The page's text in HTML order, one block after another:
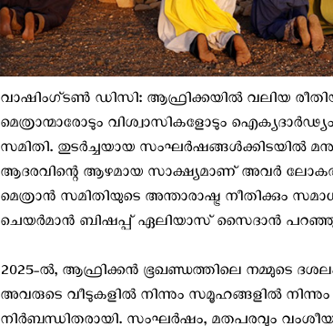
വാഷിംഗ്ടൺ ഡി‌സി: ആഫ്രിക്കയില്‍ വലിയ
മെത്രാന്മാരോടും വിശ്വാസികളോടും
സമിതി. തുടർച്ചയായ സംഘർഷങ്ങൾക്കിടയിൽ
ആദരവിന്റെ ആഴമായ സാക്ഷ്യമാണ് അവർ
മെത്രാന്‍ സമിതിയുടെ അന്താരാഷ്ട്ര നീതിക്കും
ചെയർമാൻ ബിഷപ്പ് ഏലിയാസ് സൈദാൻ
2025-ൽ, ആഫ്രിക്കൻ ഭൂഖണ്ഡത്തിലെ നമ്മുടെ
അവരുടെ വീടുകളിൽ നിന്നും സമൂഹങ്ങളിൽ നിന്നും